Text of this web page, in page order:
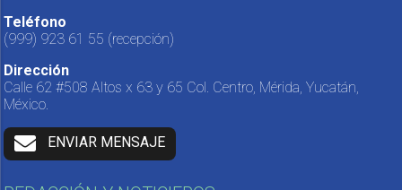
Teléfono
(999) 923 61 55 (recepción)
Dirección
Calle 62 #508 Altos x 63 y 65 Col. Centro, Mérida, Yucatán,
México.
ENVIAR MENSAJE